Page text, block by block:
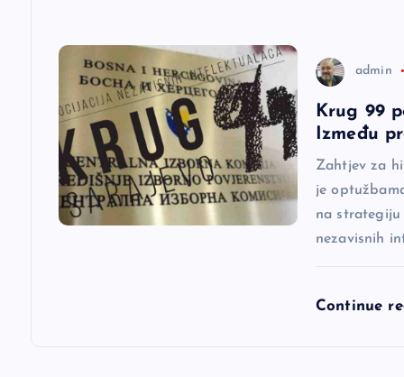
admin
Krug 99
Između
Zahtjev za
je
na strategiju
nezavisnih
Continue